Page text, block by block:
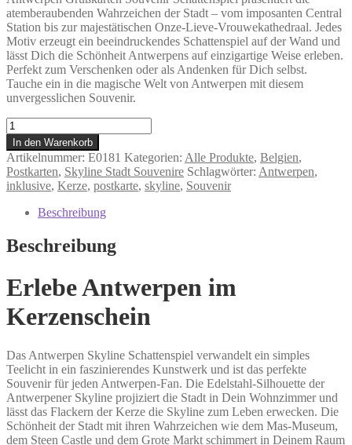
atemberaubenden Wahrzeichen der Stadt – vom imposanten Central
Station bis zur majestätischen Onze-Lieve-Vrouwekathedraal. Jedes
Motiv erzeugt ein beeindruckendes Schattenspiel auf der Wand und
lässt Dich die Schönheit Antwerpens auf einzigartige Weise erleben.
Perfekt zum Verschenken oder als Andenken für Dich selbst.
Tauche ein in die magische Welt von Antwerpen mit diesem
unvergesslichen Souvenir.
Antwerpen
-
Schattenspiel
mit
Postkarte
Menge
In den Warenkorb
Artikelnummer: E0181 Kategorien: Alle Produkte, Belgien,
Postkarten, Skyline Stadt Souvenire Schlagwörter: Antwerpen,
inklusive, Kerze, postkarte, skyline, Souvenir
Beschreibung
Beschreibung
Erlebe Antwerpen im
Kerzenschein
Das Antwerpen Skyline Schattenspiel verwandelt ein simples
Teelicht in ein faszinierendes Kunstwerk und ist das perfekte
Souvenir für jeden Antwerpen-Fan. Die Edelstahl-Silhouette der
Antwerpener Skyline projiziert die Stadt in Dein Wohnzimmer und
lässt das Flackern der Kerze die Skyline zum Leben erwecken. Die
Schönheit der Stadt mit ihren Wahrzeichen wie dem Mas-Museum,
dem Steen Castle und dem Grote Markt schimmert in Deinem Raum